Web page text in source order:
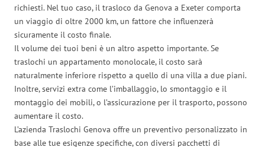
richiesti. Nel tuo caso, il trasloco da Genova a Exeter comporta
un viaggio di oltre 2000 km, un fattore che influenzerà
sicuramente il costo finale.
Il volume dei tuoi beni è un altro aspetto importante. Se
traslochi un appartamento monolocale, il costo sarà
naturalmente inferiore rispetto a quello di una villa a due piani.
Inoltre, servizi extra come l’imballaggio, lo smontaggio e il
montaggio dei mobili, o l’assicurazione per il trasporto, possono
aumentare il costo.
L’azienda Traslochi Genova offre un preventivo personalizzato in
base alle tue esigenze specifiche, con diversi pacchetti di